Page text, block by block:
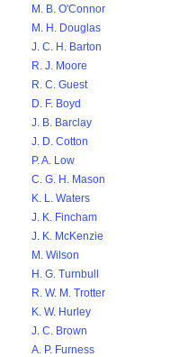
M. B. O'Connor
M. H. Douglas
J. C. H. Barton
R. J. Moore
R. C. Guest
D. F. Boyd
J. B. Barclay
J. D. Cotton
P. A. Low
C. G. H. Mason
K. L. Waters
J. K. Fincham
J. K. McKenzie
M. Wilson
H. G. Turnbull
R. W. M. Trotter
K. W. Hurley
J. C. Brown
A. P. Furness